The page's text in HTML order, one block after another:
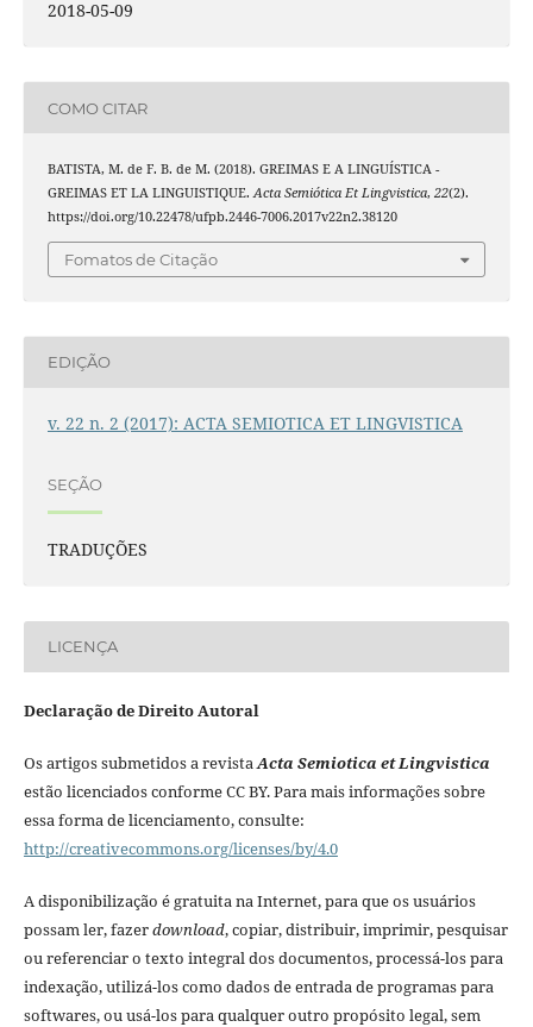
2018-05-09
COMO CITAR
BATISTA, M. de F. B. de M. (2018). GREIMAS E A LINGUÍSTICA -
GREIMAS ET LA LINGUISTIQUE.Acta Semiótica Et Lingvistica, 22(2).
https://doi.org/10.22478/ufpb.2446-7006.2017v22n2.38120
Fomatos de Citação
EDIÇÃO
v. 22 n. 2 (2017): ACTA SEMIOTICA ET LINGVISTICA
SEÇÃO
TRADUÇÕES
LICENÇA
Declaração de Direito Autoral
Os artigos submetidos a revistaActa Semiotica et Lingvistica
estão licenciados conforme CC BY. Para mais informações sobre
essa forma de licenciamento, consulte:
http://creativecommons.org/licenses/by/4.0
A disponibilização é gratuita na Internet, para que os usuários
possam ler, fazerdownload, copiar, distribuir, imprimir, pesquisar
ou referenciar o texto integral dos documentos, processá-los para
indexação, utilizá-los como dados de entrada de programas para
softwares, ou usá-los para qualquer outro propósito legal, sem